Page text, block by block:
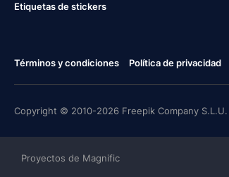
Etiquetas de stickers
Términos y condiciones Política de privacidad
Copyright © 2010-2026 Freepik Company
Proyectos de Magnific